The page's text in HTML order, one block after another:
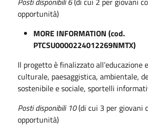
opportunità)
MORE INFORMATION (cod.
PTCSU0000224012269NMTX)
Il progetto è finalizzato all’educazione
culturale, paesaggistica, ambientale,
sostenibile e sociale, sportelli
Posti disponibili 10(di cui 3 per giovani
opportunità)